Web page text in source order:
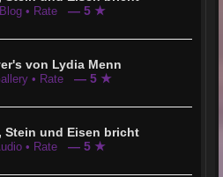
• Rate — 5 ★
von Lydia Menn
• Rate — 5 ★
Stein und Eisen bricht
• Rate — 5 ★